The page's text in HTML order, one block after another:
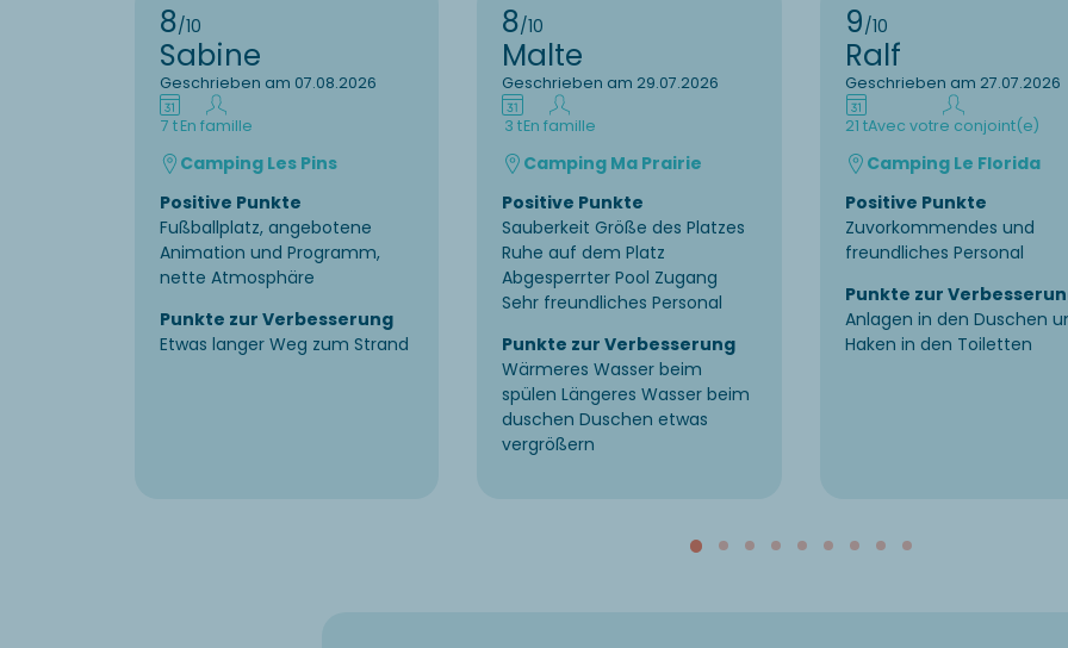
8/10
Sabine
Geschrieben am 07.08.2026
7 tEn famille
Camping Les Pins
Positive Punkte
Fußballplatz, angebotene
Animation und Programm,
nette Atmosphäre
Punkte zur Verbesserung
Etwas langer Weg zum Strand
8/10
Malte
Geschrieben am 29.07.2026
3 tEn famille
Camping Ma Prairie
Positive Punkte
Sauberkeit Größe des Platzes
Ruhe auf dem Platz
Abgesperrter Pool Zugang
Sehr freundliches Personal
Punkte zur Verbesserung
Wärmeres Wasser beim
spülen Längeres Wasser beim
duschen Duschen etwas
vergrößern
9/10
Ralf
Geschrieben am 27.07.2026
21 tAvec votre conjoint(e)
Camping Le Florida
Positive Punkte
Zuvorkommendes und
freundliches Personal
Punkte zur
Anlagen in den Duschen
Haken in den Toiletten